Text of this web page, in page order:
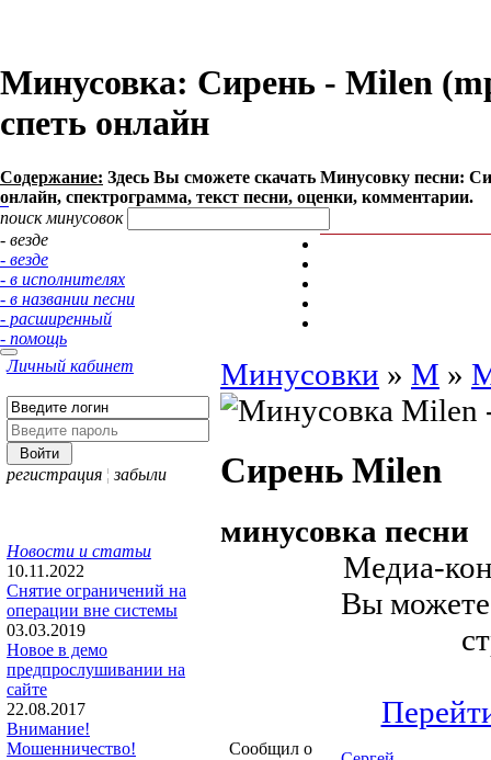
Минусовка: Сирень - Milen
спеть онлайн
Содержание: Здесь Вы сможете cкачать Минусовку песни:
онлайн, спектрограмма, текст песни, оценки, комментарии.
поиск минусовок
- везде
- везде
- в исполнителях
- в названии песни
- расширенный
- помощь
Личный кабинет
регистрация ¦ забыли
Новости и статьи
10.11.2022
Снятие ограничений на
операции вне системы
03.03.2019
Новое в демо
предпрослушивании на
сайте
22.08.2017
Внимание!
Мошенничество!
Минусовки » M »
Сирень Milen
минусовка песни
Медиа-
Вы можете
Сообщил о